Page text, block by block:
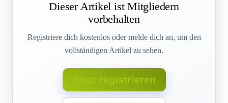
Dieser Artikel ist Mitgliedern
vorbehalten
Registriere dich kostenlos oder melde dich an, um den
vollständigen Artikel zu sehen.
Jetzt registrieren